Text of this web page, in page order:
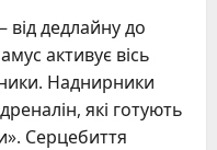
від дедлайну до
активує вісь
Наднирники
які готують
Серцебиття